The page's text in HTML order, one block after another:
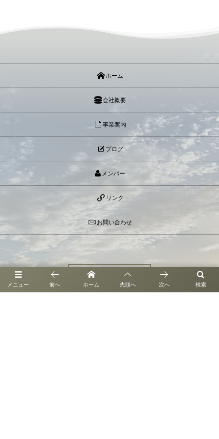
メニュー 検索
前へ ホーム 先頭へ 次へ
ホーム
会社概要
事業案内
ブログ
メンバー
リンク
お問い合わせ
お問い合わせ